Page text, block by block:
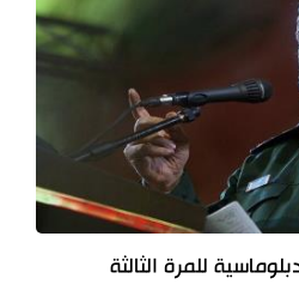
للمرة الثالثة